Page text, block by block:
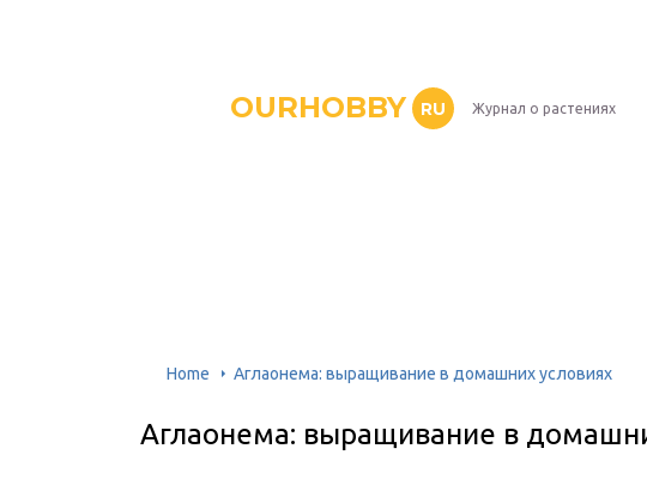
OURHOBBY RU Журнал о растениях
Home Аглаонема: выращивание в домашних условиях
Аглаонема: выращивание в